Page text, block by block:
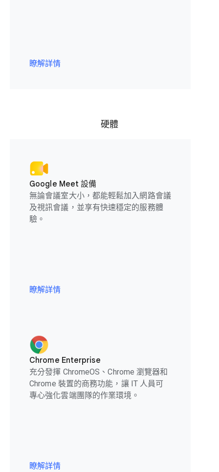
瞭解詳情
硬體
Google Meet 設備
無論會議室大小，都能輕鬆加入網路會議
及視訊會議，並享有快速穩定的服務體
驗。
瞭解詳情
Chrome Enterprise
充分發揮 ChromeOS、Chrome 瀏覽器和
Chrome 裝置的商務功能，讓 IT 人員可
專心強化雲端團隊的作業環境。
瞭解詳情